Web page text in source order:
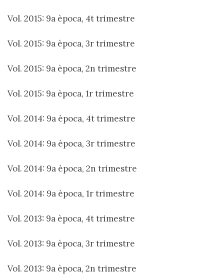
Vol. 2015: 9a època, 4t trimestre
Vol. 2015: 9a època, 3r trimestre
Vol. 2015: 9a època, 2n trimestre
Vol. 2015: 9a època, 1r trimestre
Vol. 2014: 9a època, 4t trimestre
Vol. 2014: 9a època, 3r trimestre
Vol. 2014: 9a època, 2n trimestre
Vol. 2014: 9a època, 1r trimestre
Vol. 2013: 9a època, 4t trimestre
Vol. 2013: 9a època, 3r trimestre
Vol. 2013: 9a època, 2n trimestre